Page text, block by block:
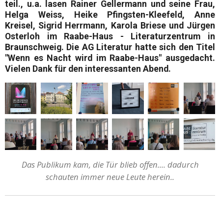
teil., u.a. lasen Rainer Gellermann und seine Frau,
Helga Weiss, Heike Pfingsten-Kleefeld, Anne
Kreisel, Sigrid Herrmann, Karola Brieseund Jürgen
Osterloh im Raabe-Haus - Literaturzentrum in
Braunschweig. Die AG Literatur hatte sich den Titel
"Wenn es Nacht wird im Raabe-Haus" ausgedacht.
Vielen Dank für den interessanten Abend.
Das Publikum kam, die Tür blieb offen.... dadurch
schauten immer neue Leute herein..